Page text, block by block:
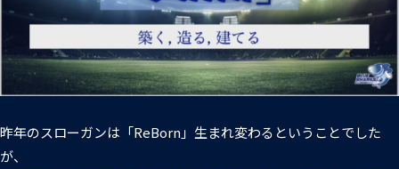
昨年のスローガンは「ReBorn」生まれ変わるということでした
が、